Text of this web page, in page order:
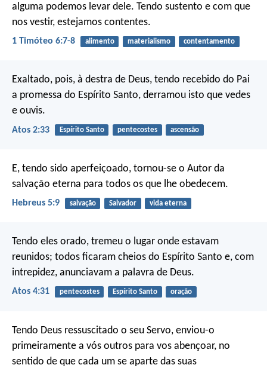
alguma podemos levar dele. Tendo sustento e com que
nos vestir, estejamos contentes.
1 Timóteo 6:7-8 alimento materialismo contentamento
Exaltado, pois, à destra de Deus, tendo recebido do Pai
a promessa do Espírito Santo, derramou isto que vedes
e ouvis.
Atos 2:33 Espírito Santo pentecostes ascensão
E, tendo sido aperfeiçoado, tornou-se o Autor da
salvação eterna para todos os que lhe obedecem.
Hebreus 5:9 salvação Salvador vida eterna
Tendo eles orado, tremeu o lugar onde estavam
reunidos; todos ficaram cheios do Espírito Santo e, com
intrepidez, anunciavam a palavra de Deus.
Atos 4:31 pentecostes Espírito Santo oração
Tendo Deus ressuscitado o seu Servo, enviou-o
primeiramente a vós outros para vos abençoar, no
sentido de que cada um se aparte das suas